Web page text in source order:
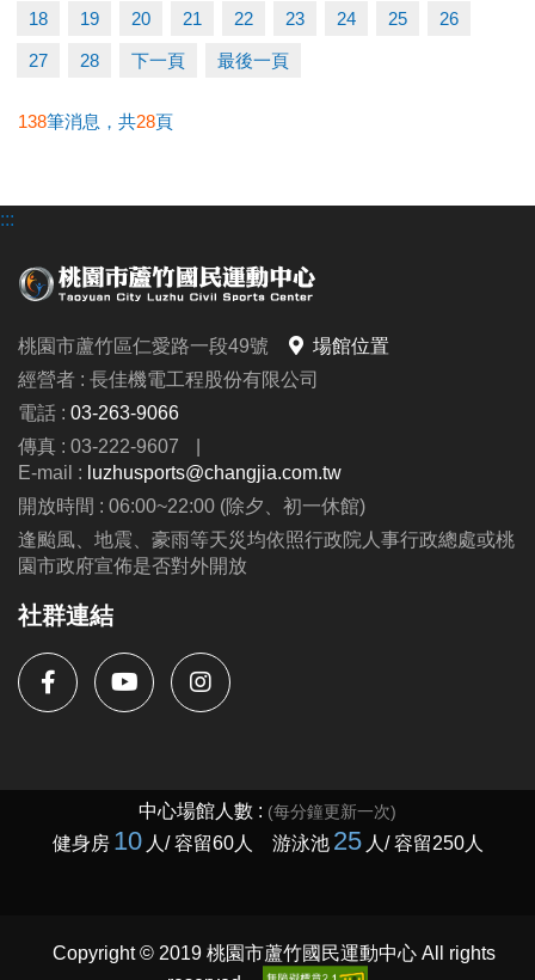
-FB : 桃園市蘆竹國民運動中心
-IG : @luzhusports
18 19 20 21 22 23 24 25 26
27 28 下一頁 最後一頁
138筆消息，共28頁
:::
桃園市蘆竹區仁愛路一段49號
場館位置
經營者 : 長佳機電工程股份有限公司
電話 : 03-263-9066
傳真 : 03-222-9607
|
E-mail : luzhusports@changjia.com.tw
開放時間 : 06:00~22:00 (除夕、初一休館)
逢颱風、地震、豪雨等天災均依照行政院人事行政總處或桃
園市政府宣佈是否對外開放
社群連結
Copyright © 2019 桃園市蘆竹國民運動中心 All rights